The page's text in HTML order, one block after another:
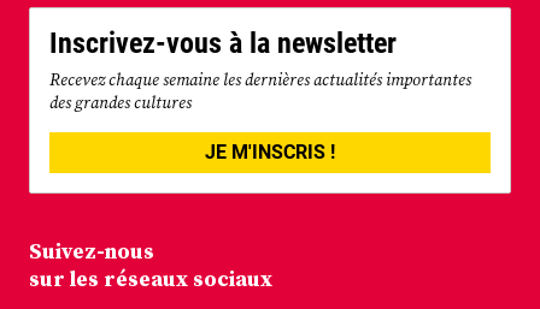
Inscrivez-vous à la newsletter
Recevez chaque semaine les dernières actualités importantes
des grandes cultures
JE M'INSCRIS !
Suivez-nous
sur les réseaux sociaux